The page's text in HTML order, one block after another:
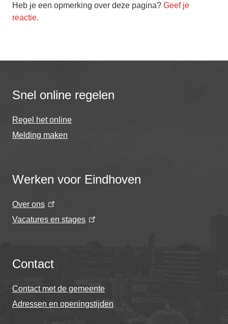
Heb je een opmerking over deze pagina? Geef je
reactie.
Snel online regelen
Regel het online
Melding maken
Werken voor Eindhoven
Over ons
Vacatures en stages
Contact
Contact met de gemeente
Adressen en openingstijden